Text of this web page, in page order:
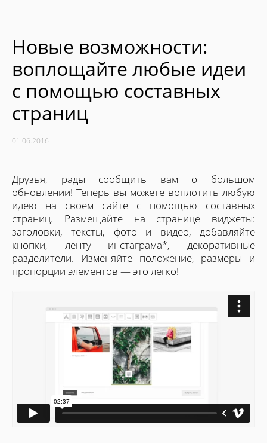
Новые возможности:
воплощайте любые идеи
с помощью составных
страниц
01.06.2016
Друзья, рады сообщить вам о большом
обновлении! Теперь вы можете воплотить любую
идею на своем сайте с помощью составных
страниц. Размещайте на странице виджеты:
заголовки, тексты, фото и видео, добавляйте
кнопки, ленту инстаграма*, декоративные
разделители. Изменяйте положение, размеры и
пропорции элементов — это легко!